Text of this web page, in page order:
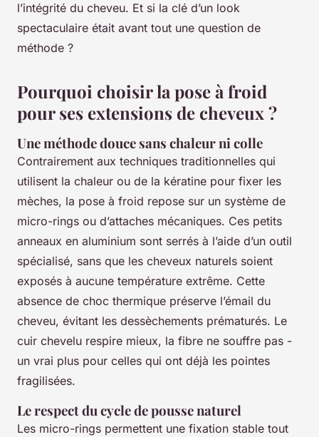
l’intégrité du cheveu. Et si la clé d’un look
spectaculaire était avant tout une question de
méthode ?
Pourquoi choisir la pose à froid
pour ses extensions de cheveux ?
Une méthode douce sans chaleur ni colle
Contrairement aux techniques traditionnelles qui
utilisent la chaleur ou de la kératine pour fixer les
mèches, la pose à froid repose sur un système de
micro-rings ou d’attaches mécaniques. Ces petits
anneaux en aluminium sont serrés à l’aide d’un outil
spécialisé, sans que les cheveux naturels soient
exposés à aucune température extrême. Cette
absence de choc thermique préserve l’émail du
cheveu, évitant les dessèchements prématurés. Le
cuir chevelu respire mieux, la fibre ne souffre pas -
un vrai plus pour celles qui ont déjà les pointes
fragilisées.
Le respect du cycle de pousse naturel
Les micro-rings permettent une fixation stable tout